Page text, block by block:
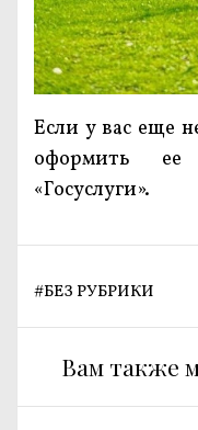
Если у вас еще
оформить
«Госуслуги».
#БЕЗ РУБРИКИ
Вам также